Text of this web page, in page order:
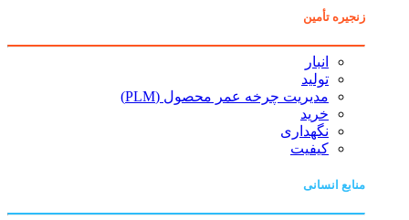
زنجیره تأمین
انبار
تولید
مدیریت چرخه عمر محصول (PLM)
خرید
نگهداری
کیفیت
منابع انسانی